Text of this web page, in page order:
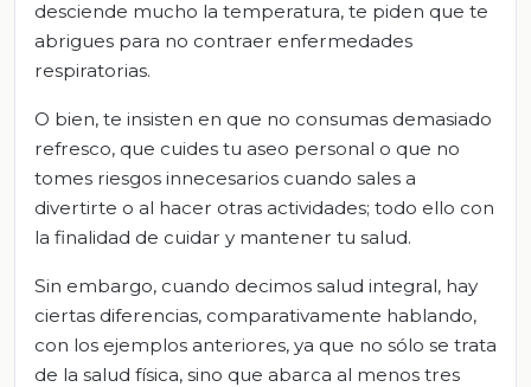
desciende mucho la temperatura, te piden que te
abrigues para no contraer enfermedades
respiratorias.
O bien, te insisten en que no consumas demasiado
refresco, que cuides tu aseo personal o que no
tomes riesgos innecesarios cuando sales a
divertirte o al hacer otras actividades; todo ello con
la finalidad de cuidar y mantener tu salud.
Sin embargo, cuando decimos salud integral, hay
ciertas diferencias, comparativamente hablando,
con los ejemplos anteriores, ya que no sólo se trata
de la salud física, sino que abarca al menos tres